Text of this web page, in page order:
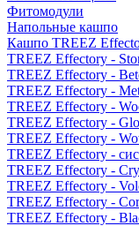
Фитомодули
Напольные кашпо
Кашпо TREEZ
TREEZ Effectory -
TREEZ Effectory -
TREEZ Effectory -
TREEZ Effectory -
TREEZ Effectory -
TREEZ Effectory -
TREEZ Effectory -
TREEZ Effectory -
TREEZ Effectory -
TREEZ Effectory -
TREEZ Effectory -